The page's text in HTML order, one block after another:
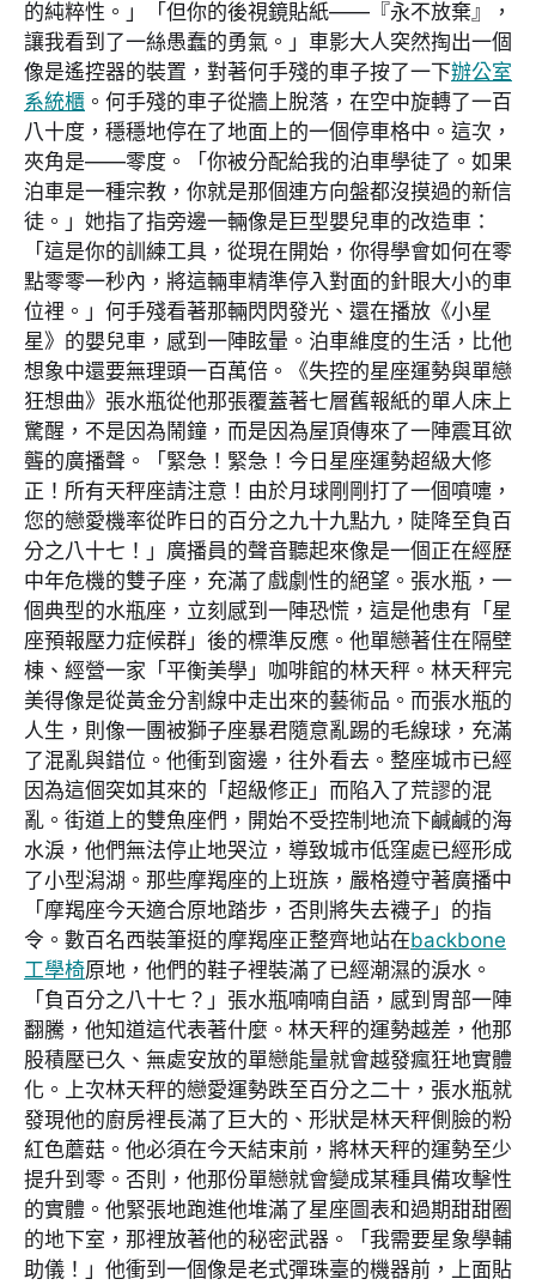
的純粹性。」「但你的後視鏡貼紙——『永不放棄』，
讓我看到了一絲愚蠢的勇氣。」車影大人突然掏出一個
像是遙控器的裝置，對著何手殘的車子按了一下辦公室
系統櫃 。何手殘的車子從牆上脫落，在空中旋轉了一百
八十度，穩穩地停在了地面上的一個停車格中。這次，
夾角是——零度。「你被分配給我的泊車學徒了。如果
泊車是一種宗教，你就是那個連方向盤都沒摸過的新信
徒。」她指了指旁邊一輛像是巨型嬰兒車的改造車：
「這是你的訓練工具，從現在開始，你得學會如何在零
點零零一秒內，將這輛車精準停入對面的針眼大小的車
位裡。」何手殘看著那輛閃閃發光、還在播放《小星
星》的嬰兒車，感到一陣眩暈。泊車維度的生活，比他
想象中還要無理頭一百萬倍。《失控的星座運勢與單戀
狂想曲》張水瓶從他那張覆蓋著七層舊報紙的單人床上
驚醒，不是因為鬧鐘，而是因為屋頂傳來了一陣震耳欲
聾的廣播聲。「緊急！緊急！今日星座運勢超級大修
正！所有天秤座請注意！由於月球剛剛打了一個噴嚏，
您的戀愛機率從昨日的百分之九十九點九，陡降至負百
分之八十七！」廣播員的聲音聽起來像是一個正在經歷
中年危機的雙子座，充滿了戲劇性的絕望。張水瓶，一
個典型的水瓶座，立刻感到一陣恐慌，這是他患有「星
座預報壓力症候群」後的標準反應。他單戀著住在隔壁
棟、經營一家「平衡美學」咖啡館的林天秤。林天秤完
美得像是從黃金分割線中走出來的藝術品。而張水瓶的
人生，則像一團被獅子座暴君隨意亂踢的毛線球，充滿
了混亂與錯位。他衝到窗邊，往外看去。整座城市已經
因為這個突如其來的「超級修正」而陷入了荒謬的混
亂。街道上的雙魚座們，開始不受控制地流下鹹鹹的海
水淚，他們無法停止地哭泣，導致城市低窪處已經形成
了小型潟湖。那些摩羯座的上班族，嚴格遵守著廣播中
「摩羯座今天適合原地踏步，否則將失去襪子」的指
令。數百名西裝筆挺的摩羯座正整齊地站在backbone
工學椅原地，他們的鞋子裡裝滿了已經潮濕的淚水。
「負百分之八十七？」張水瓶喃喃自語，感到胃部一陣
翻騰，他知道這代表著什麼。林天秤的運勢越差，他那
股積壓已久、無處安放的單戀能量就會越發瘋狂地實體
化。上次林天秤的戀愛運勢跌至百分之二十，張水瓶就
發現他的廚房裡長滿了巨大的、形狀是林天秤側臉的粉
紅色蘑菇。他必須在今天結束前，將林天秤的運勢至少
提升到零。否則，他那份單戀就會變成某種具備攻擊性
的實體。他緊張地跑進他堆滿了星座圖表和過期甜甜圈
的地下室，那裡放著他的秘密武器。「我需要星象學輔
助儀！」他衝到一個像是老式彈珠臺的機器前，上面貼